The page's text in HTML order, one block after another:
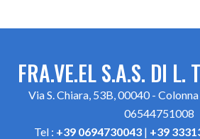
FRA.VE.EL S.A.S. DI L.
Via S. Chiara, 53B, 00040 -
06544751008
Tel : +39 0694730043| +39